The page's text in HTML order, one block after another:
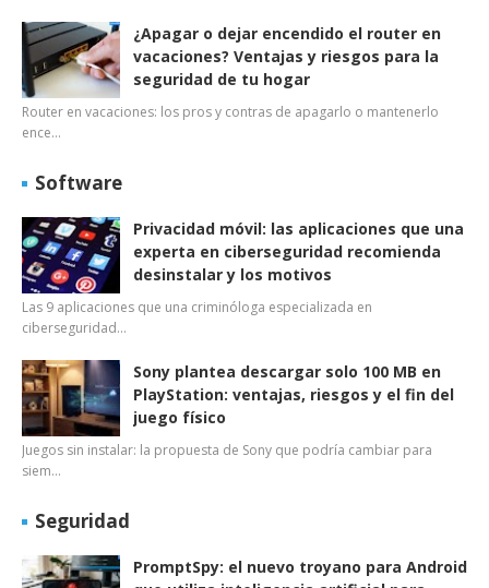
¿Apagar o dejar encendido el router en
vacaciones? Ventajas y riesgos para la
seguridad de tu hogar
Router en vacaciones: los pros y contras de apagarlo o mantenerlo
ence…
Software
Privacidad móvil: las aplicaciones que una
experta en ciberseguridad recomienda
desinstalar y los motivos
Las 9 aplicaciones que una criminóloga especializada en
ciberseguridad…
Sony plantea descargar solo 100 MB en
PlayStation: ventajas, riesgos y el fin del
juego físico
Juegos sin instalar: la propuesta de Sony que podría cambiar para
siem…
Seguridad
PromptSpy: el nuevo troyano para Android